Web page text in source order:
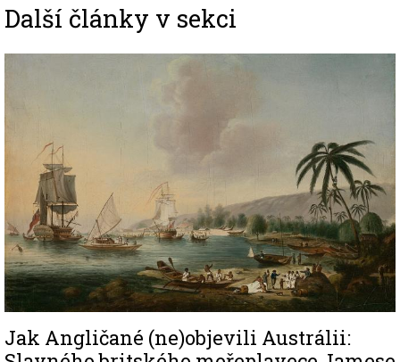
Další články v sekci
Jak Angličané (ne)objevili Austrálii: